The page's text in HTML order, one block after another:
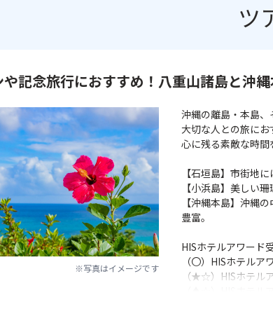
ツ
記念旅行におすすめ！八重山諸島と沖
※写真はイメージです
沖縄の離島・本島、
大切な人との旅にお
心に残る素敵な時
【石垣島】市街地
【小浜島】美しい
【沖縄本島】沖縄
豊富。
HISホテルアワード
（〇）HISホテル
（★☆）HISホテル